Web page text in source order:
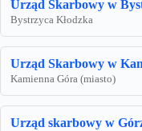
Urząd Skarbowy w
Bystrzyca Kłodzka
Urząd Skarbowy w
Kamienna Góra (miasto)
Urząd skarbowy w